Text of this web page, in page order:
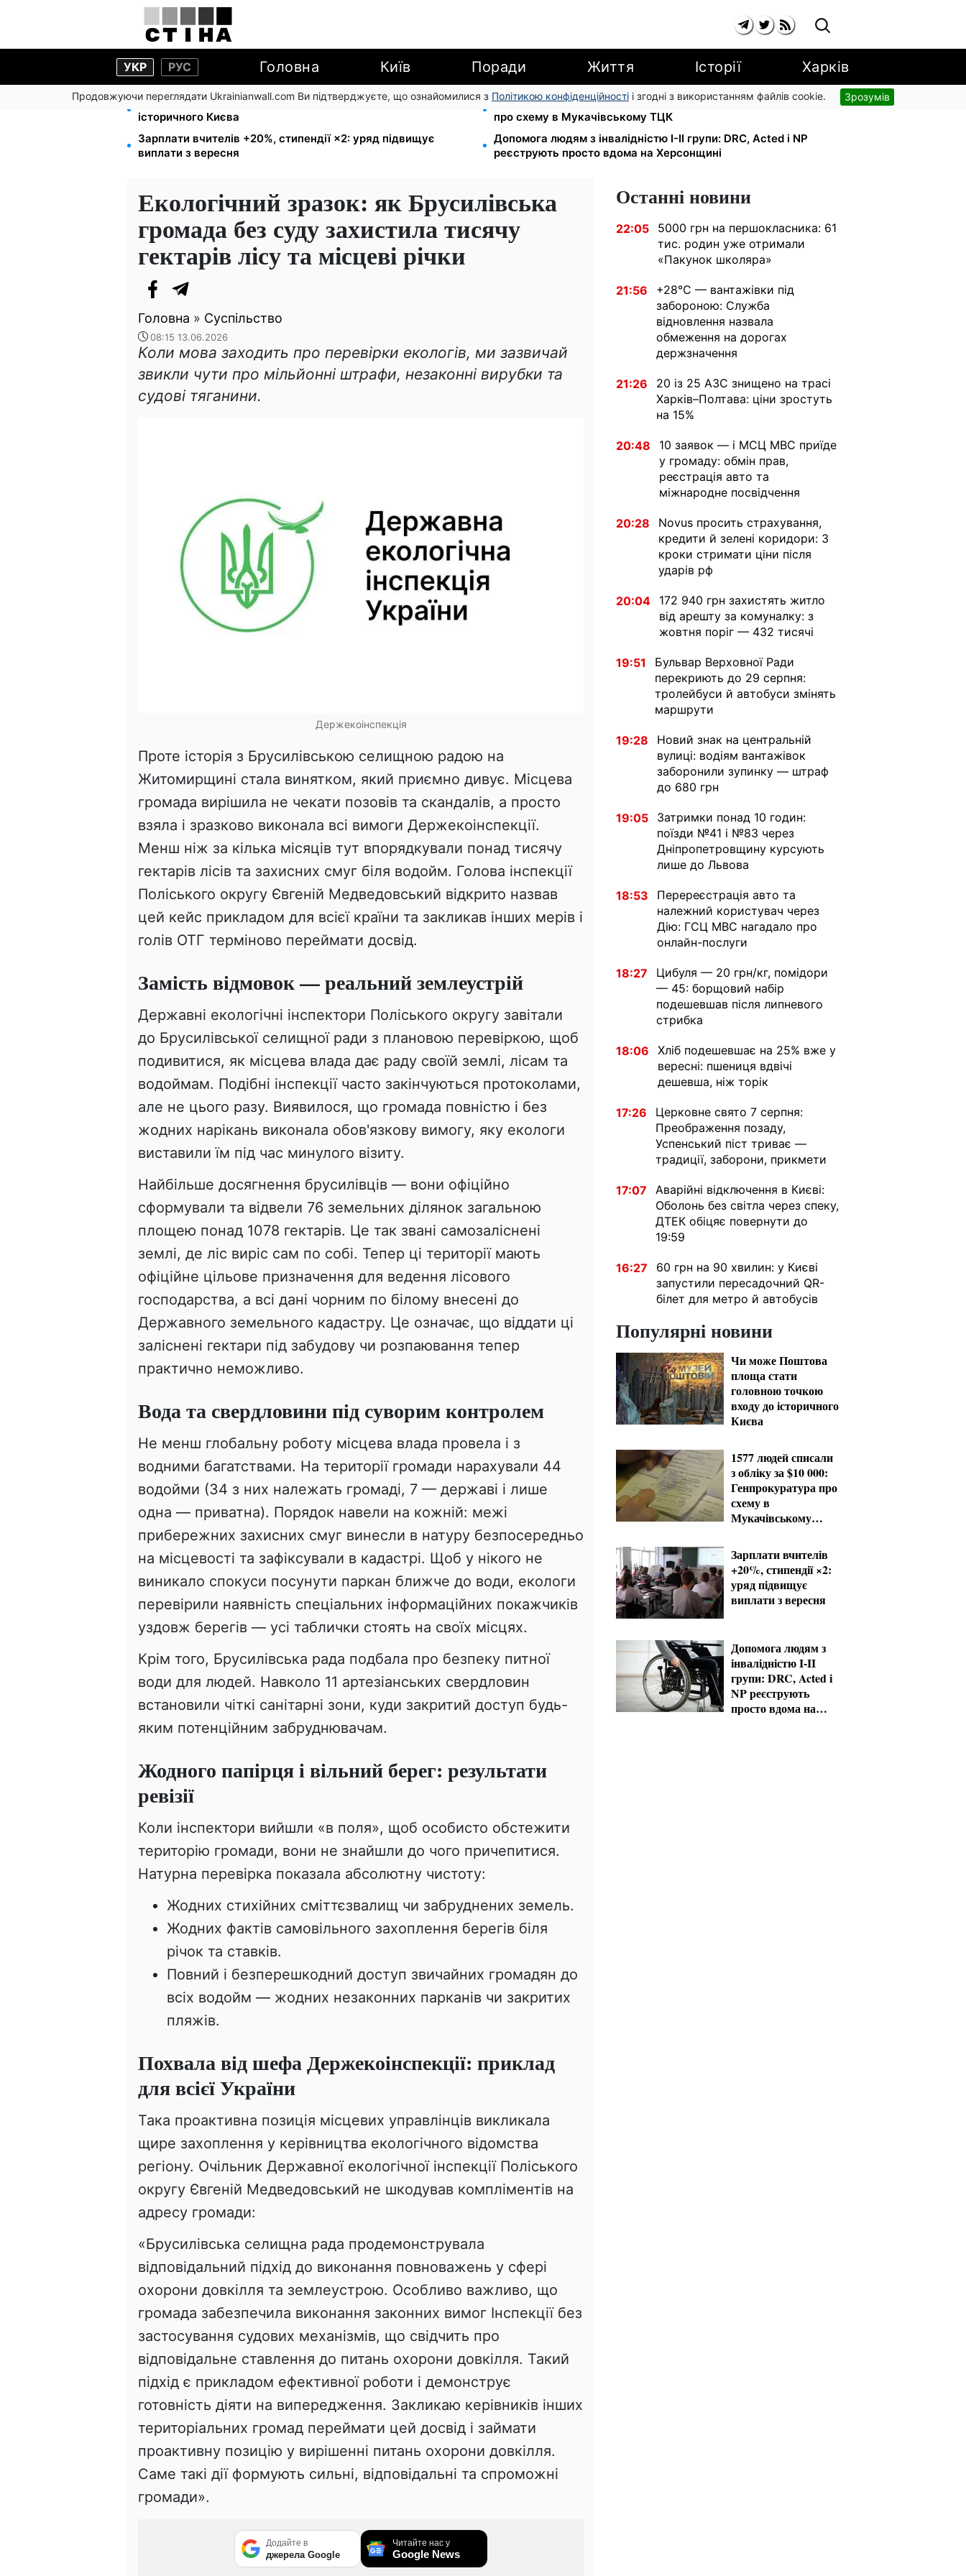
УКР РУС Головна Київ Поради Життя Історії Харків
Продовжуючи переглядати Ukrainianwall.com Ви підтверджуєте, що ознайомилися з Політикою конфіденційності і згодні з використанням файлів cookie. Зрозумів
Чи може Поштова площа стати головною точкою входу до
історичного Києва
1577 людей списали з обліку за $10 000: Генпрокуратура
про схему в Мукачівському ТЦК
Зарплати вчителів +20%, стипендії ×2: уряд підвищує
виплати з вересня
Допомога людям з інвалідністю I-II групи: DRC, Acted і NP
реєструють просто вдома на Херсонщині
Екологічний зразок: як Брусилівська
громада без суду захистила тисячу
гектарів лісу та місцеві річки
Головна » Суспільство
08:15 13.06.2026
Коли мова заходить про перевірки екологів, ми зазвичай
звикли чути про мільйонні штрафи, незаконні вирубки та
судові тяганини.
Держекоінспекція
Проте історія з Брусилівською селищною радою на
Житомирщині стала винятком, який приємно дивує. Місцева
громада вирішила не чекати позовів та скандалів, а просто
взяла і зразково виконала всі вимоги Держекоінспекції.
Менш ніж за кілька місяців тут впорядкували понад тисячу
гектарів лісів та захисних смуг біля водойм. Голова інспекції
Поліського округу Євгеній Медведовський відкрито назвав
цей кейс прикладом для всієї країни та закликав інших мерів і
голів ОТГ терміново переймати досвід.
Замість відмовок — реальний землеустрій
Державні екологічні інспектори Поліського округу завітали
до Брусилівської селищної ради з плановою перевіркою, щоб
подивитися, як місцева влада дає раду своїй землі, лісам та
водоймам. Подібні інспекції часто закінчуються протоколами,
але не цього разу. Виявилося, що громада повністю і без
жодних нарікань виконала обов'язкову вимогу, яку екологи
виставили їм під час минулого візиту.
Найбільше досягнення брусилівців — вони офіційно
сформували та відвели 76 земельних ділянок загальною
площею понад 1078 гектарів. Це так звані самозаліснені
землі, де ліс виріс сам по собі. Тепер ці території мають
офіційне цільове призначення для ведення лісового
господарства, а всі дані чорним по білому внесені до
Державного земельного кадастру. Це означає, що віддати ці
заліснені гектари під забудову чи розпаювання тепер
практично неможливо.
Вода та свердловини під суворим контролем
Не менш глобальну роботу місцева влада провела і з
водними багатствами. На території громади нарахували 44
водойми (34 з них належать громаді, 7 — державі і лише
одна — приватна). Порядок навели на кожній: межі
прибережних захисних смуг винесли в натуру безпосередньо
на місцевості та зафіксували в кадастрі. Щоб у нікого не
виникало спокуси посунути паркан ближче до води, екологи
перевірили наявність спеціальних інформаційних покажчиків
уздовж берегів — усі таблички стоять на своїх місцях.
Крім того, Брусилівська рада подбала про безпеку питної
води для людей. Навколо 11 артезіанських свердловин
встановили чіткі санітарні зони, куди закритий доступ будь-
яким потенційним забруднювачам.
Жодного папірця і вільний берег: результати
ревізії
Коли інспектори вийшли «в поля», щоб особисто обстежити
територію громади, вони не знайшли до чого причепитися.
Натурна перевірка показала абсолютну чистоту:
Жодних стихійних сміттєзвалищ чи забруднених земель.
Жодних фактів самовільного захоплення берегів біля
річок та ставків.
Повний і безперешкодний доступ звичайних громадян до
всіх водойм — жодних незаконних парканів чи закритих
пляжів.
Похвала від шефа Держекоінспекції: приклад
для всієї України
Така проактивна позиція місцевих управлінців викликала
щире захоплення у керівництва екологічного відомства
регіону. Очільник Державної екологічної інспекції Поліського
округу Євгеній Медведовський не шкодував компліментів на
адресу громади:
«Брусилівська селищна рада продемонструвала
відповідальний підхід до виконання повноважень у сфері
охорони довкілля та землеустрою. Особливо важливо, що
громада забезпечила виконання законних вимог Інспекції без
застосування судових механізмів, що свідчить про
відповідальне ставлення до питань охорони довкілля. Такий
підхід є прикладом ефективної роботи і демонструє
готовність діяти на випередження. Закликаю керівників інших
територіальних громад переймати цей досвід і займати
проактивну позицію у вирішенні питань охорони довкілля.
Саме такі дії формують сильні, відповідальні та спроможні
громади».
Додайте в
джерела Google
Читайте нас у
Google News
Останні новини
22:05
5000 грн на першокласника: 61
тис. родин уже отримали
«Пакунок школяра»
21:56
+28°C — вантажівки під
забороною: Служба
відновлення назвала
обмеження на дорогах
держзначення
21:26
20 із 25 АЗС знищено на трасі
Харків–Полтава: ціни зростуть
на 15%
20:48
10 заявок — і МСЦ МВС приїде
у громаду: обмін прав,
реєстрація авто та
міжнародне посвідчення
20:28
Novus просить страхування,
кредити й зелені коридори: 3
кроки стримати ціни після
ударів рф
20:04
172 940 грн захистять житло
від арешту за комуналку: з
жовтня поріг — 432 тисячі
19:51
Бульвар Верховної Ради
перекриють до 29 серпня:
тролейбуси й автобуси змінять
маршрути
19:28
Новий знак на центральній
вулиці: водіям вантажівок
заборонили зупинку — штраф
до 680 грн
19:05
Затримки понад 10 годин:
поїзди №41 і №83 через
Дніпропетровщину курсують
лише до Львова
18:53
Перереєстрація авто та
належний користувач через
Дію: ГСЦ МВС нагадало про
онлайн-послуги
18:27
Цибуля — 20 грн/кг, помідори
— 45: борщовий набір
подешевшав після липневого
стрибка
18:06
Хліб подешевшає на 25% вже у
вересні: пшениця вдвічі
дешевша, ніж торік
17:26
Церковне свято 7 серпня:
Преображення позаду,
Успенський піст триває —
традиції, заборони, прикмети
17:07
Аварійні відключення в Києві:
Оболонь без світла через спеку,
ДТЕК обіцяє повернути до
19:59
16:27
60 грн на 90 хвилин: у Києві
запустили пересадочний QR-
білет для метро й автобусів
Популярні новини
Чи може Поштова
площа стати
головною точкою
входу до історичного
Києва
1577 людей списали
з обліку за $10 000:
Генпрокуратура про
схему в
Мукачівському
Зарплати вчителів
+20%, стипендії ×2:
уряд підвищує
виплати з вересня
Допомога людям з
інвалідністю I-II
групи: DRC, Acted і
NP реєструють
просто вдома на